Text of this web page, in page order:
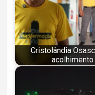
Cristolândia